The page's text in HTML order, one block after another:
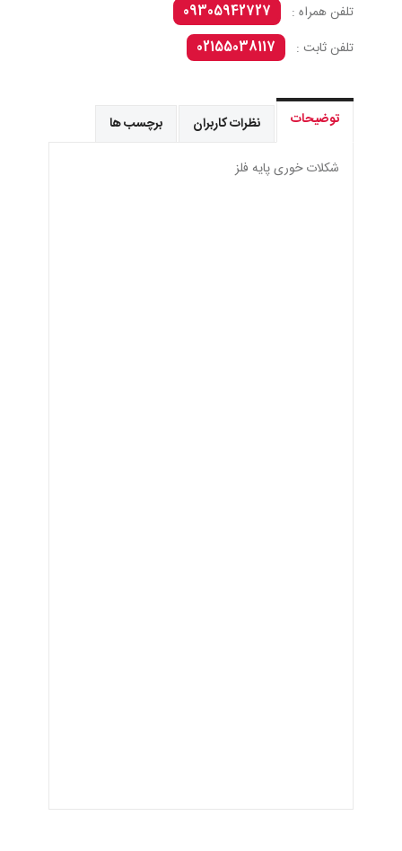
تلفن همراه :
09305942727
تلفن ثابت :
02155038117
توضیحات نظرات کاربران برچسب ها
شكلات خوری پايه فلز